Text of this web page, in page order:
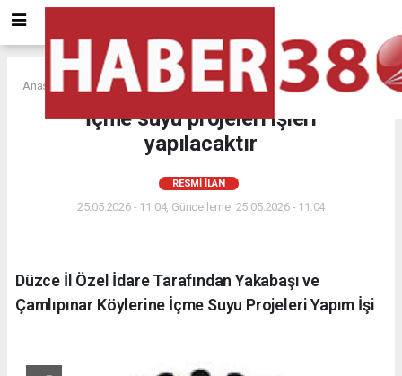
Anasayfa RESMİ İLAN
İçme suyu projeleri işleri
yapılacaktır
RESMİ İLAN
25.05.2026 - 11:04, Güncelleme: 25.05.2026 - 11:04
Düzce İl Özel İdare Tarafından Yakabaşı ve
Çamlıpınar Köylerine İçme Suyu Projeleri Yapım İşi